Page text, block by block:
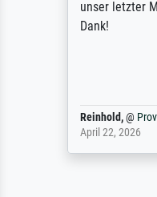
unser letzter
Dank!
Reinhold,@
April 22, 2026